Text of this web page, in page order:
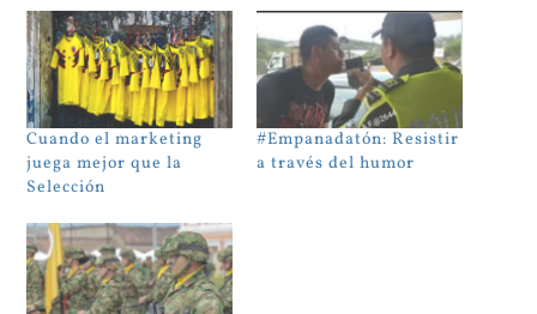
Cuando el marketing
juega mejor que la
Selección
#Empanadatón: Resistir
a través del humor